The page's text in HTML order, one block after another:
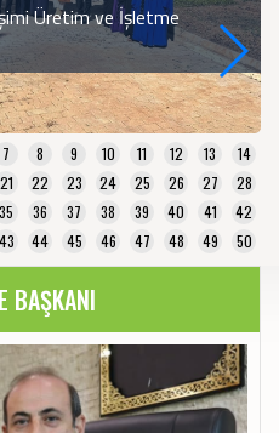
Üretim ve İşletme
7 8 9 10 11 12 13
14
21 22 23 24 25 26 27
28
35 36 37 38 39 40 41
42
43
44 45 46 47 48 49 50
BAŞKANI